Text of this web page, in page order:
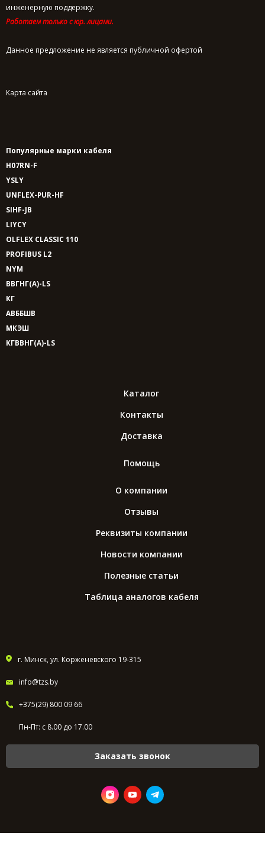
инженерную поддержку.
Работаем только с юр. лицами.
Данное предложение не является публичной офертой
Карта сайта
Популярные марки кабеля
H07RN-F
YSLY
UNFLEX-PUR-HF
SIHF-JB
LIYCY
OLFLEX CLASSIC 110
PROFIBUS L2
NYM
ВВГНГ(A)-LS
КГ
АВББШВ
МКЭШ
КГВВНГ(A)-LS
Каталог
Контакты
Доставка
Помощь
О компании
Отзывы
Реквизиты компании
Новости компании
Полезные статьи
Таблица аналогов кабеля
г. Минск, ул. Корженевского 19-315
info@tzs.by
+375(29) 800 09 66
Пн-Пт: с 8.00 до 17.00
Заказать звонок